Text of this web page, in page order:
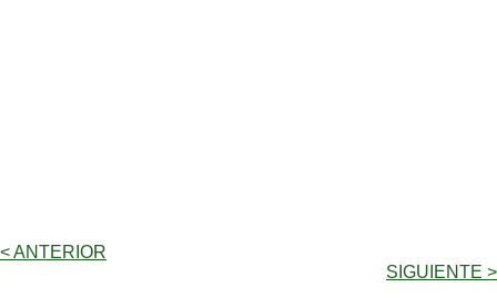
< ANTERIOR
SIGUIENTE >